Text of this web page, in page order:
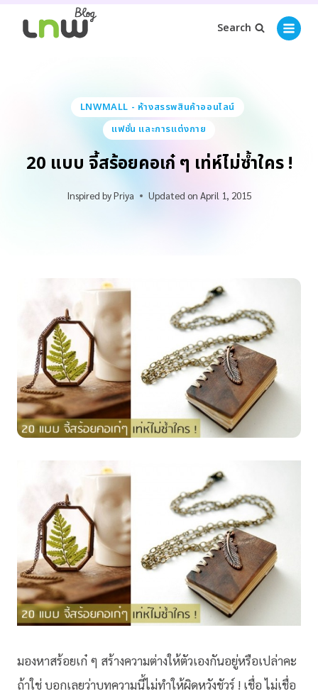
Search
LNWMALL - ห้างสรรพสินค้าออนไลน์
แฟชั่น และการแต่งกาย
20 แบบ จี้สร้อยคอเก๋ ๆ เท่ห์ไม่ซ้ำใคร !
Inspired byPriya Updated on April 1, 2015
มองหาสร้อยเก๋ ๆ สร้างความต่างให้ตัวเองกันอยู่หรือเปล่าคะ
ถ้าใช่ บอกเลยว่าบทความนี้ไม่ทำให้ผิดหวังชัวร์ ! เชื่อ ไม่เชื่อ